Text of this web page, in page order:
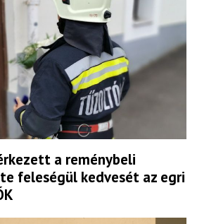
a reménybeli
feleségül kedvesét az egri